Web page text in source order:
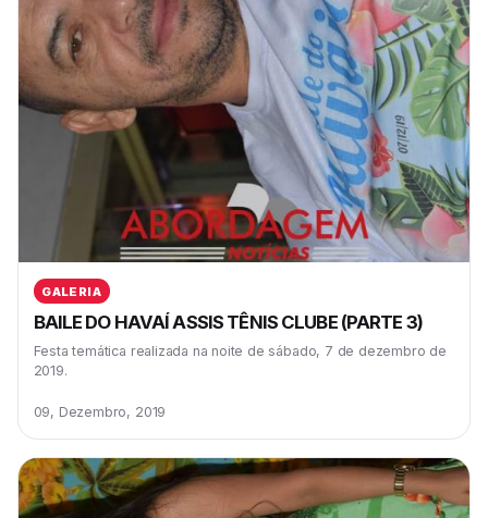
GALERIA
BAILE DO HAVAÍ ASSIS TÊNIS CLUBE (PARTE 3)
Festa temática realizada na noite de sábado, 7 de dezembro de
2019.
09, Dezembro, 2019